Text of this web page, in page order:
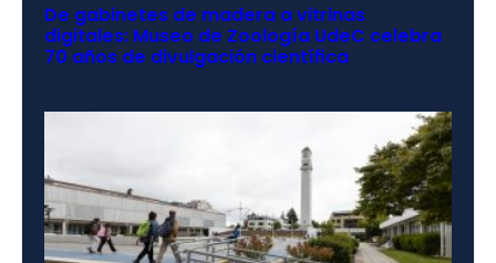
De gabinetes de madera a vitrinas
digitales: Museo de Zoología UdeC celebra
70 años de divulgación científica